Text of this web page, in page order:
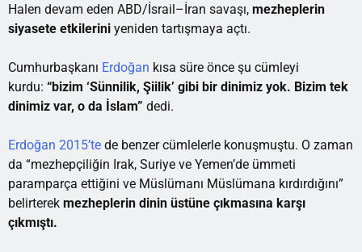
Halen devam eden ABD/İsrail–İran savaşı, mezheplerin
siyasete etkilerini yeniden tartışmaya açtı.
Cumhurbaşkanı Erdoğan kısa süre önce şu cümleyi
kurdu: “bizim ‘Sünnilik, Şiilik’ gibi bir dinimiz yok. Bizim tek
dinimiz var, o da İslam” dedi.
Erdoğan 2015’te de benzer cümlelerle konuşmuştu. O zaman
da “mezhepçiliğin Irak, Suriye ve Yemen’de ümmeti
paramparça ettiğini ve Müslümanı Müslümana kırdırdığını”
belirterek mezheplerin dinin üstüne çıkmasına karşı
çıkmıştı.